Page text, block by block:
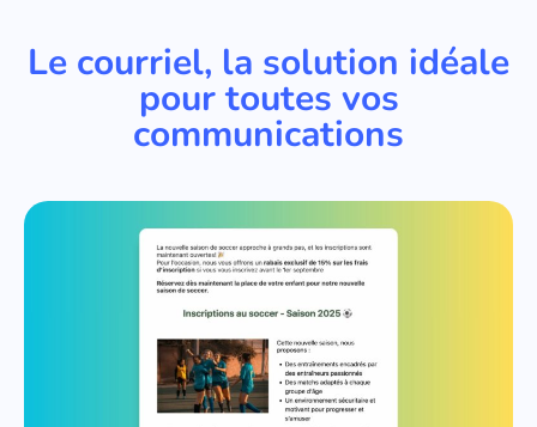
Le courriel, la solution idéale
pour toutes vos
communications